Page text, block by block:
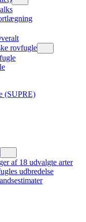
rovfugle
(SUPRE)
af 18 udvalgte arter
udbredelse